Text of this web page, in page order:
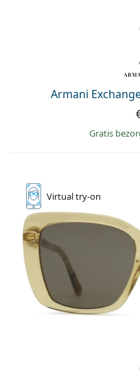
Armani
Gratis
Virtualtry-on